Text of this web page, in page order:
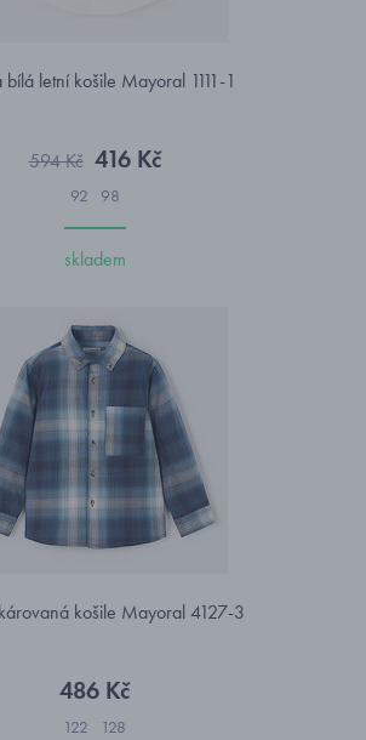
bílá letní košile Mayoral 1111-1
594 Kč 416 Kč
92 98
skladem
košile Mayoral 4127-3
486 Kč
122 128